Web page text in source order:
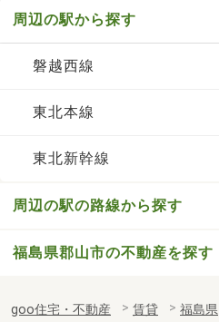
周辺の駅から探す
磐越西線
東北本線
東北新幹線
周辺の駅の路線から探す
福島県郡山市の不動産を探す
goo住宅・不動産 賃貸 福島県